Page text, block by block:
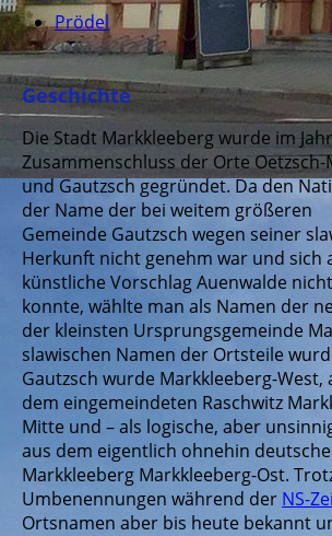
Prödel
Geschichte
Die Stadt Markkleeberg wurde im
Zusammenschluss der Orte
und Gautzsch gegründet. Da den
der Name der bei weitem größeren
Gemeinde Gautzsch wegen seiner
Herkunft nicht genehm war und sich
künstliche Vorschlag Auenwalde
konnte, wählte man als Namen der
der kleinsten Ursprungsgemeinde
slawischen Namen der Ortsteile
Gautzsch wurde Markkleeberg-West,
dem eingemeindeten Raschwitz
Mitte und – als logische, aber
aus dem eigentlich ohnehin
Markkleeberg Markkleeberg-Ost.
Umbenennungen während der NS-
Ortsnamen aber bis heute bekannt